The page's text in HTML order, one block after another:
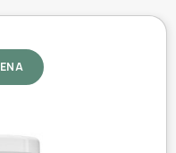
του δέρματος *
*